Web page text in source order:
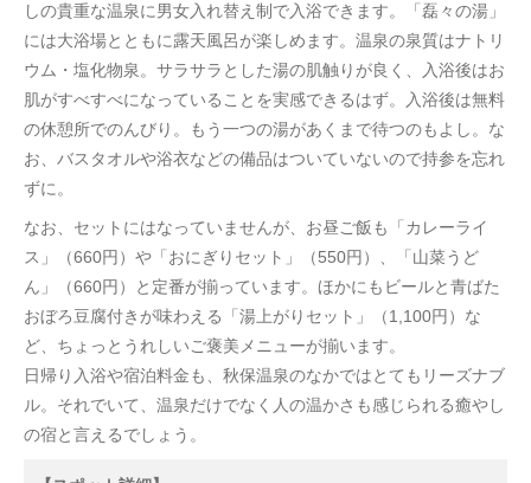
しの貴重な温泉に男女入れ替え制で入浴できます。「磊々の湯」
には大浴場とともに露天風呂が楽しめます。温泉の泉質はナトリ
ウム・塩化物泉。サラサラとした湯の肌触りが良く、入浴後はお
肌がすべすべになっていることを実感できるはず。入浴後は無料
の休憩所でのんびり。もう一つの湯があくまで待つのもよし。な
お、バスタオルや浴衣などの備品はついていないので持参を忘れ
ずに。
なお、セットにはなっていませんが、お昼ご飯も「カレーライ
ス」（660円）や「おにぎりセット」（550円）、「山菜うど
ん」（660円）と定番が揃っています。ほかにもビールと青ばた
おぼろ豆腐付きが味わえる「湯上がりセット」（1,100円）な
ど、ちょっとうれしいご褒美メニューが揃います。
日帰り入浴や宿泊料金も、秋保温泉のなかではとてもリーズナブ
ル。それでいて、温泉だけでなく人の温かさも感じられる癒やし
の宿と言えるでしょう。